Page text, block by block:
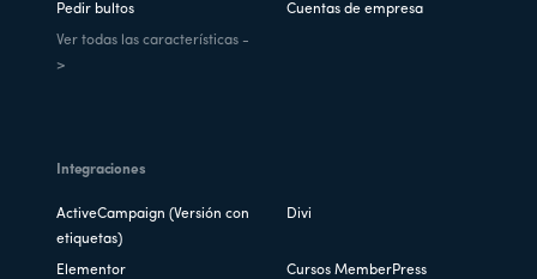
Pedir bultos Cuentas de empresa
Ver todas las características -
>
Integraciones
ActiveCampaign (Versión con
etiquetas)
Divi
Elementor Cursos MemberPress